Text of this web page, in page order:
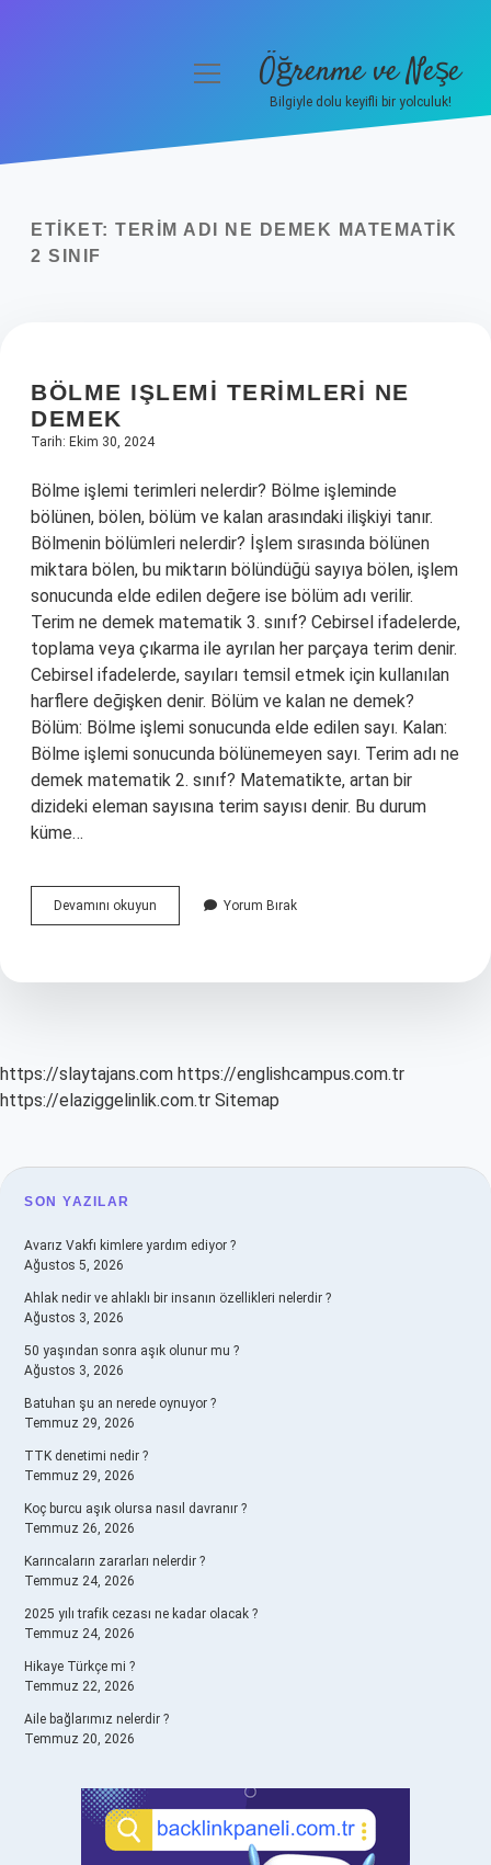
Yasal Uyarı
menüyüÖğrenme ve Neşe
Bilgiyle dolu keyifli bir yolculuk!
ETIKET: TERIM ADI NE DEMEK MATEMATIK
2 SINIF
BÖLME IŞLEMI TERIMLERI NE
DEMEK
Tarih: Ekim 30, 2024
Bölme işlemi terimleri nelerdir? Bölme işleminde
bölünen, bölen, bölüm ve kalan arasındaki ilişkiyi tanır.
Bölmenin bölümleri nelerdir? İşlem sırasında bölünen
miktara bölen, bu miktarın bölündüğü sayıya bölen, işlem
sonucunda elde edilen değere ise bölüm adı verilir.
Terim ne demek matematik 3. sınıf? Cebirsel ifadelerde,
toplama veya çıkarma ile ayrılan her parçaya terim denir.
Cebirsel ifadelerde, sayıları temsil etmek için kullanılan
harflere değişken denir. Bölüm ve kalan ne demek?
Bölüm: Bölme işlemi sonucunda elde edilen sayı. Kalan:
Bölme işlemi sonucunda bölünemeyen sayı. Terim adı ne
demek matematik 2. sınıf? Matematikte, artan bir
dizideki eleman sayısına terim sayısı denir. Bu durum
küme…
Devamını okuyun
Işlemi
Demek
Yorum Bırak
https://slaytajans.com https://englishcampus.com.tr
https://elaziggelinlik.com.tr Sitemap
SIDEBAR
SON YAZILAR
Avarız Vakfı kimlere yardım ediyor ?
Ağustos 5, 2026
Ahlak nedir ve ahlaklı bir insanın özellikleri nelerdir ?
Ağustos 3, 2026
50 yaşından sonra aşık olunur mu ?
Ağustos 3, 2026
Batuhan şu an nerede oynuyor ?
Temmuz 29, 2026
TTK denetimi nedir ?
Temmuz 29, 2026
Koç burcu aşık olursa nasıl davranır ?
Temmuz 26, 2026
Karıncaların zararları nelerdir ?
Temmuz 24, 2026
2025 yılı trafik cezası ne kadar olacak ?
Temmuz 24, 2026
Hikaye Türkçe mi ?
Temmuz 22, 2026
Aile bağlarımız nelerdir ?
Temmuz 20, 2026